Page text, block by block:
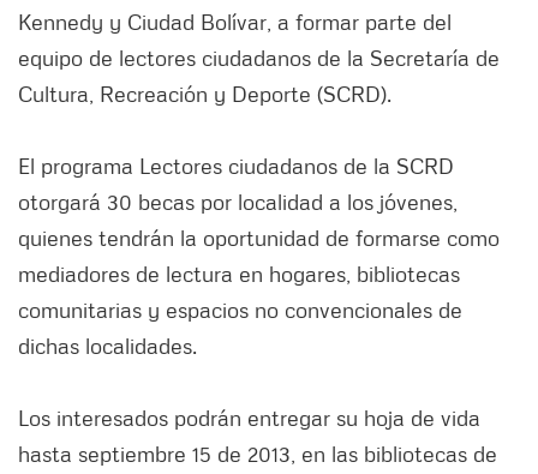
Kennedy y Ciudad Bolívar, a formar parte del
equipo de lectores ciudadanos de la Secretaría de
Cultura, Recreación y Deporte (SCRD).
El programa Lectores ciudadanos de la SCRD
otorgará 30 becas por localidad a los jóvenes,
quienes tendrán la oportunidad de formarse como
mediadores de lectura en hogares, bibliotecas
comunitarias y espacios no convencionales de
dichas localidades.
Los interesados podrán entregar su hoja de vida
hasta septiembre 15 de 2013, en las bibliotecas de